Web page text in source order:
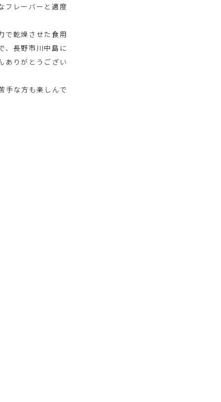
フレーバーと適度
で乾燥させた食用
、長野市川中島に
ありがとうござい
手な方も楽しんで